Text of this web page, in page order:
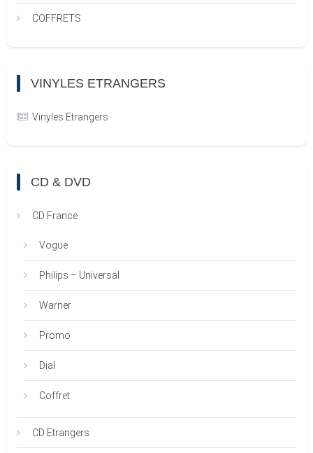
COFFRETS
VINYLES ETRANGERS
Vinyles Etrangers
CD & DVD
CD France
Vogue
Philips – Universal
Warner
Promo
Dial
Coffret
CD Etrangers